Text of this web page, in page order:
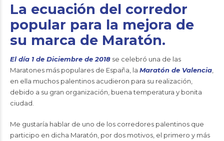
La ecuación del corredor
popular para la mejora de
su marca de Maratón.
El día 1 de Diciembre de 2018 se celebró una de las
Maratones más populares de España, la Maratón de Valencia
en ella muchos palentinos acudieron para su realización,
debido a su gran organización, buena temperatura y bonita
ciudad.
Me gustaría hablar de uno de los corredores palentinos que
participo en dicha Maratón, por dos motivos, el primero y más